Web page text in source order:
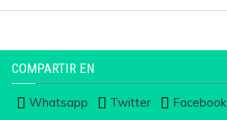
COMPARTIR EN
Whatsapp Twitter Facebook